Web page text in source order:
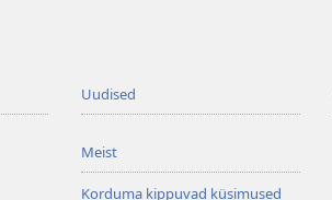
Uudised
Meist
Korduma kippuvad küsimused